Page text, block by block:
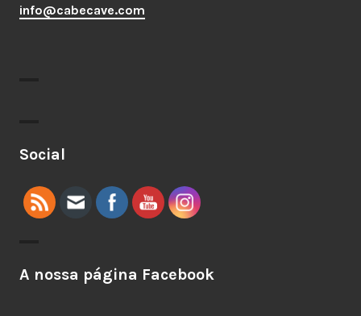
info@cabecave.com
Social
A nossa página Facebook